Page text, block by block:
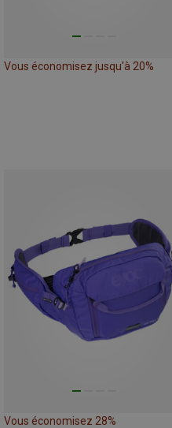
Vous économisez jusqu'à 20%
Vous économisez 28%